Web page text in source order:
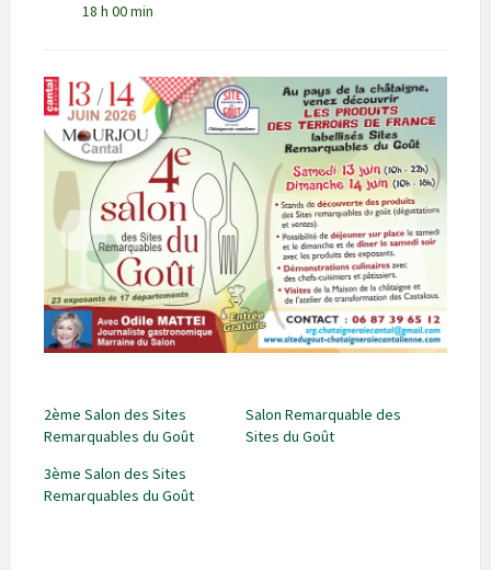
18 h 00 min
2ème Salon des Sites
Remarquables du Goût
Salon Remarquable des
Sites du Goût
3ème Salon des Sites
Remarquables du Goût